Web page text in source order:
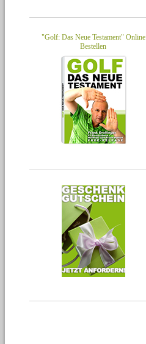
"Golf: Das Neue Testament" Online
Bestellen